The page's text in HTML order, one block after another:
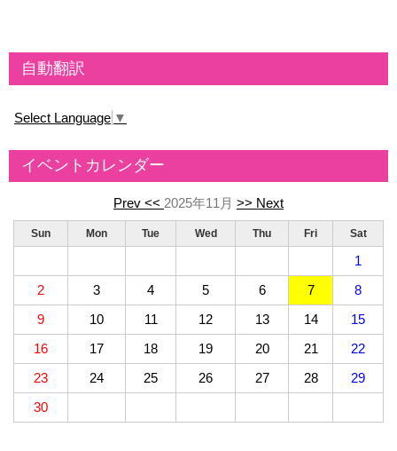
自動翻訳
Select Language ▼
イベントカレンダー
Prev << 2025年11月 >> Next
Sun Mon Tue Wed Thu Fri Sat
1
2
3 4 5 6 7
8
9
10 11 12 13 14
15
16
17 18 19 20 21
22
23
24 25 26 27 28
29
30